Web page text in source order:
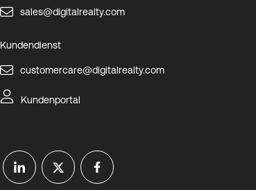
sales@digitalrealty.com
Kundendienst
customercare@digitalrealty.com
Kundenportal